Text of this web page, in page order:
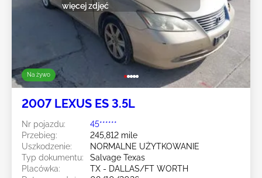
Na żywo
więcej zdjęć
2007 LEXUS ES 3.5L
Nr pojazdu:
45******
Przebieg:
245,812 mile
Uszkodzenie:
NORMALNE UŻYTKOWANIE
Typ dokumentu:
Salvage Texas
Placówka:
TX - DALLAS/FT WORTH